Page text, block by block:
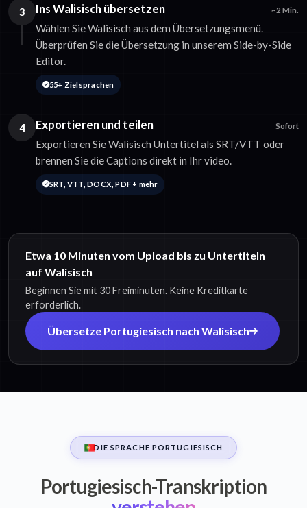
3 Ins Walisisch übersetzen ~2 Min.
Wählen Sie Walisisch aus dem Übersetzungsmenü.
Überprüfen Sie die Übersetzung in unserem Side-by-Side
Editor.
55+ Zielsprachen
4 Exportieren und teilen Sofort
Exportieren Sie Walisisch Untertitel als SRT/VTT oder
brennen Sie die Captions direkt in Ihr video.
SRT, VTT, DOCX, PDF + mehr
Etwa 10 Minuten vom Upload bis zu Untertiteln
auf Walisisch
Beginnen Sie mit 30 Freiminuten. Keine Kreditkarte
erforderlich.
Übersetze Portugiesisch nach Walisisch
DIE SPRACHE PORTUGIESISCH
Portugiesisch-Transkription